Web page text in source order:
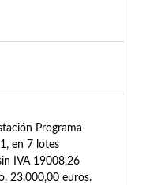
Programa
en 7 lotes
IVA 19008,26
23.000,00 euros.